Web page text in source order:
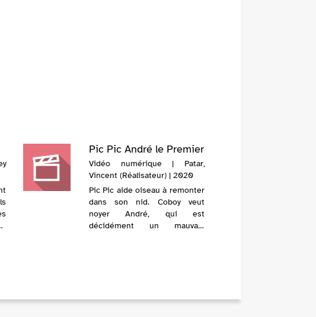
Pic Pic André le Premier
Vidéo numérique | Patar,
Vincent (Réalisateur) | 2020
Pic Pic aide oiseau à remonter
dans son nid. Coboy veut
noyer André, qui est
décidément un mauvais